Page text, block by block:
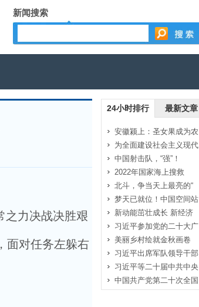
新闻搜索
之力决战决胜艰
面对任务左躲右
24小时排行 最新文章
安徽颍上：圣女果成为农
为全面建设社会主义现代
中国射击队，“强”！
2022年国家海上搜救
北斗，争当天上最亮的“
梦天已就位！中国空间站
新动能茁壮成长 新经济
习近平参加党的二十大广
美丽乡村绘就金秋画卷
习近平出席军队领导干部
习近平等二十届中共中央
中国共产党第二十次全国